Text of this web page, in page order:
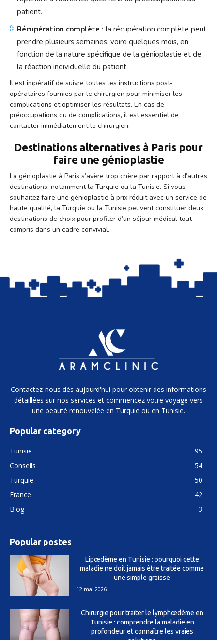
patient.
Récupération complète : la récupération complète peut
prendre plusieurs semaines, voire quelques mois, en
fonction de la nature spécifique de la génioplastie et de
la réaction individuelle du patient.
Il est impératif de suivre toutes les instructions post-
opératoires fournies par le chirurgien pour minimiser les
complications et optimiser les résultats. En cas de
préoccupations ou de complications, il est essentiel de
contacter immédiatement le chirurgien.
Destinations alternatives à Paris pour
faire une génioplastie
La génioplastie à Paris s’avère trop chère par rapport à d’autres
destinations, notamment la Turquie ou la Tunisie. Si vous
souhaitez faire une génioplastie à prix réduit avec un service de
haute qualité, la Turquie ou la Tunisie peuvent constituer deux
destinations de choix pour profiter d’un séjour médical tout-
compris dans un cadre convivial.
Contactez-nous dès aujourd'hui pour obtenir des informations
détaillées sur nos services et commencez votre voyage vers
une beauté renouvelée en Turquie ou en Tunisie.
Popular category
Tunisie
95
Conseils
54
Turquie
50
France
42
Blog
3
Popular postes
Lipœdème en Tunisie : pourquoi cette
maladie ne doit jamais être traitée comme
une simple graisse
12 mai 2026
Chirurgie pour traiter le lymphœdème en
Tunisie : comprendre la maladie en
profondeur et connaître les vraies